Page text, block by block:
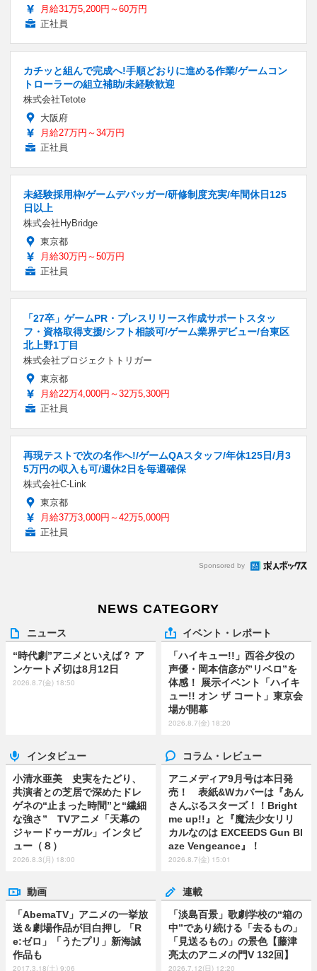
月給31万5,200円～60万円
正社員
カチッと組んで完成へ!手順どおりに進める作業/ゲームコン
トローラーの組立補助/未経験歓迎
株式会社Tetote
大阪府
月給27万円～34万円
正社員
未経験採用枠/ゲームデバッガー/研修制度充実/年間休日125
日以上
株式会社HyBridge
東京都
月給30万円～50万円
正社員
「27卒」ゲームPR・プレスリリース作成サポートスタッ
フ・資格取得支援/シフト相談可/ゲーム業界デビュー/台東区
北上野1丁目
株式会社プロジェクトトリガー
東京都
月給22万4,000円～32万5,300円
正社員
再現テストで次の名作へ!/ゲームQAスタッフ/年休125日/月3
5万円の収入も可/週休2日を毎週確保
株式会社C-Link
東京都
月給37万3,000円～42万5,000円
正社員
Sponsored by
NEWS CATEGORY
ニュース
“時代劇”アニメといえば？ ア
ンケート〆切は8月12日
2026.8.7(金) 18:50
イベント・レポート
「ハイキュー!!」西谷夕役の
声優・岡本信彦が”リベロ”を
体感！ 展示イベント「ハイキ
ュー!! オン ザ コート」東京会
場が開幕
2026.8.7(金) 18:20
インタビュー
小清水亜美 史実をたどり、
共演者との芝居で深めたドレ
ゲネの“止まった時間”と“繊細
な強さ” TVアニメ「天幕の
ジャードゥーガル」インタビ
ュー（８）
2026.8.3(月) 18:00
コラム・レビュー
アニメディア9月号は本日発
売！ 表紙&Wカバーは『あん
さんぶるスターズ！！Bright
me up!!』と『魔法少女リリ
カルなのは EXCEEDS Gun Bl
aze Vengeance』！
2026.8.7(金) 15:01
動画
「AbemaTV」アニメの一挙放
送＆劇場作品が目白押し 「R
e:ゼロ」「うたプリ」新海誠
作品も
2017.3.18(土) 9:06
連載
「淡島百景」歌劇学校の“箱の
中”であり続ける「去るもの」
「見送るもの」の景色【藤津
亮太のアニメの門V 132回】
2026.7.12(日) 12:20